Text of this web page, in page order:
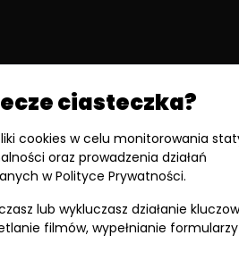
ciasteczka?
cookies w celu monitorowania
oraz prowadzenia działań
w Polityce Prywatności.
lub wykluczasz działanie
filmów, wypełnianie
Wspieramy